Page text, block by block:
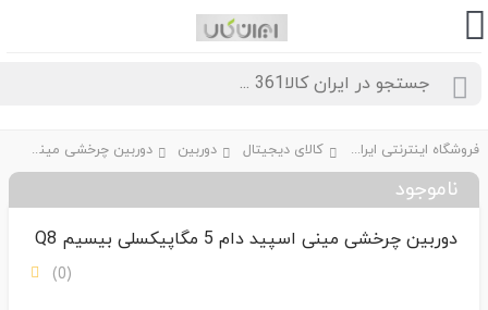
فروشگاه اینترنتی ایران کالا361 کالای دیجیتال دوربین دوربین چرخشی مینی اسپید دام 5 مگاپیکسلی بیسیم Q8
ناموجود
دوربین چرخشی مینی اسپید دام 5 مگاپیکسلی بیسیم Q8